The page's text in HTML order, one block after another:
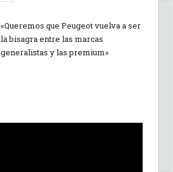
«Queremos que Peugeot vuelva a ser
la bisagra entre las marcas
generalistas y las premium»